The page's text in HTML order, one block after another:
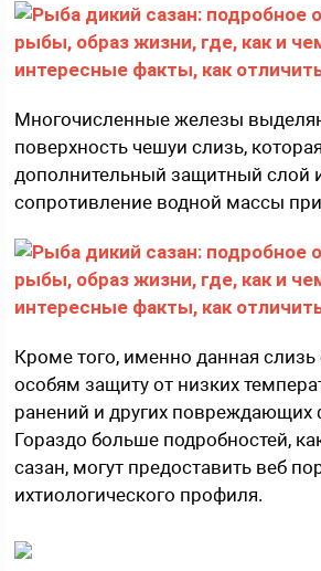
Многочисленные железы
поверхность чешуи слизь,
дополнительный защитный слой
сопротивление водной массы
Кроме того, именно данная слизь
особям защиту от низких
ранений и других повреждающих
Гораздо больше подробностей,
сазан, могут предоставить веб
ихтиологического профиля.